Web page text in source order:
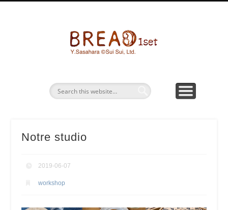
Notre studio
2019-06-07
workshop